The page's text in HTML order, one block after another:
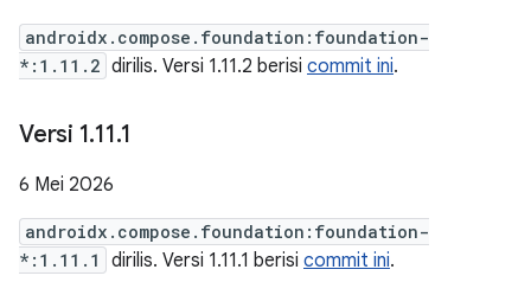
androidx.compose.foundation:foundation-
*:1.11.2 dirilis. Versi 1.11.2 berisi commit ini.
Versi 1.11.1
6 Mei 2026
androidx.compose.foundation:foundation-
*:1.11.1
dirilis. Versi 1.11.1 berisi commit ini.